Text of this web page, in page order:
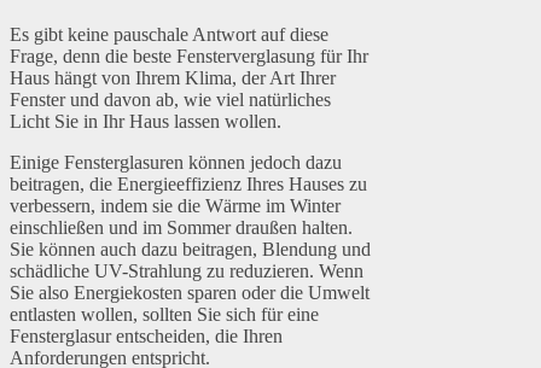
Es gibt keine pauschale Antwort auf diese
Frage, denn die beste Fensterverglasung für Ihr
Haus hängt von Ihrem Klima, der Art Ihrer
Fenster und davon ab, wie viel natürliches
Licht Sie in Ihr Haus lassen wollen.
Einige Fensterglasuren können jedoch dazu
beitragen, die Energieeffizienz Ihres Hauses zu
verbessern, indem sie die Wärme im Winter
einschließen und im Sommer draußen halten.
Sie können auch dazu beitragen, Blendung und
schädliche UV-Strahlung zu reduzieren. Wenn
Sie also Energiekosten sparen oder die Umwelt
entlasten wollen, sollten Sie sich für eine
Fensterglasur entscheiden, die Ihren
Anforderungen entspricht.